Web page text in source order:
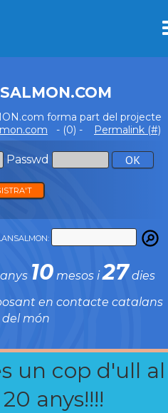
forma part del projecte
- (0) - Permalink (#)
Passwd
anys 10 mesos i27 dies
en contacte catalans
món
un cop d'ull al
anys!!!!